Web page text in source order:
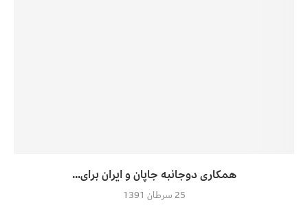
همکاری دوجانبه جاپان و ایران برای...
25 سرطان 1391